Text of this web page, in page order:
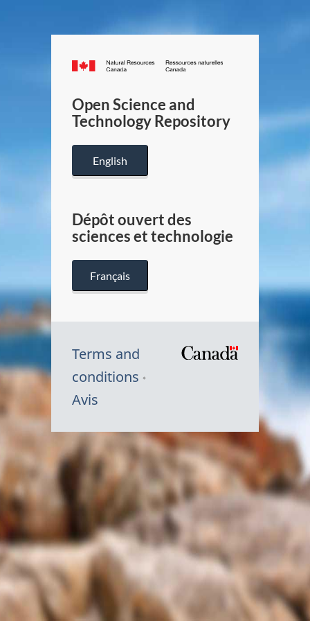
Canada.ca
/
Canada
Open Science and
Technology Repository
English
Dépôt ouvert des
sciences et technologie
Français
Terms and
conditions
Avis
Symbole
du
Canada